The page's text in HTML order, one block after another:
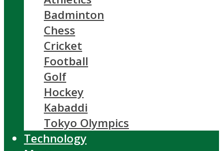
Badminton
Chess
Cricket
Football
Golf
Hockey
Kabaddi
Tokyo Olympics
Technology